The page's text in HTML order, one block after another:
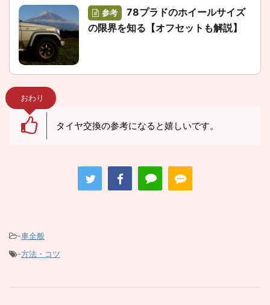
参考
78プラドのホイールサイズ
の限界を知る【オフセットも解説】
おわり
タイヤ交換の参考になると嬉しいです。
-車全般
-方法・コツ